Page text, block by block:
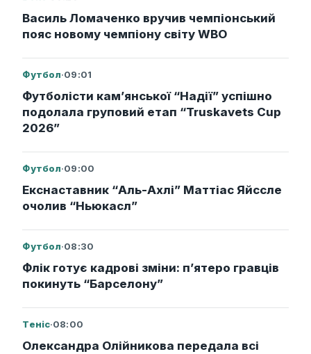
Василь Ломаченко вручив чемпіонський
пояс новому чемпіону світу WBO
Футбол·09:01
Футболісти кам’янської “Надії” успішно
подолала груповий етап “Truskavets Cup
2026”
Футбол·09:00
Екснаставник “Аль-Ахлі” Маттіас Яйссле
очолив “Ньюкасл”
Футбол·08:30
Флік готує кадрові зміни: п’ятеро гравців
покинуть “Барселону”
Теніс·08:00
Олександра Олійникова передала всі